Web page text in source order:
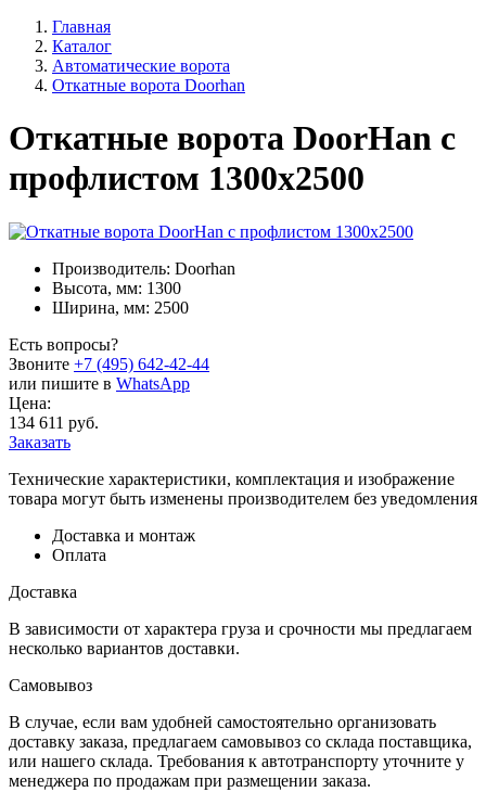
Главная
Каталог
Автоматические ворота
Откатные ворота Doorhan
Откатные ворота DoorHan с
профлистом 1300x2500
Производитель: Doorhan
Высота, мм: 1300
Ширина, мм: 2500
Есть вопросы?
Звоните +7 (495) 642-42-44
или пишите в WhatsApp
Цена:
134 611 руб.
Заказать
Технические характеристики, комплектация и изображение
товара могут быть изменены производителем без уведомления
Доставка и монтаж
Оплата
Доставка
В зависимости от характера груза и срочности мы предлагаем
несколько вариантов доставки.
Самовывоз
В случае, если вам удобней самостоятельно организовать
доставку заказа, предлагаем самовывоз со склада поставщика,
или нашего склада. Требования к автотранспорту уточните у
менеджера по продажам при размещении заказа.